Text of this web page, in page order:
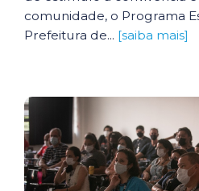
comunidade, o Programa
Prefeitura de... [saiba mais]